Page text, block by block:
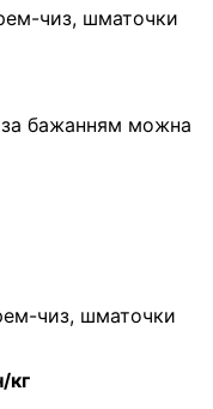
чиз, шматочки
бажанням можна
чиз, шматочки
кг